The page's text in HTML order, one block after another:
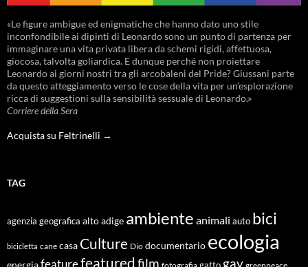
«Le figure ambigue ed enigmatiche che hanno dato uno stile
inconfondibile ai dipinti di Leonardo sono un punto di partenza per
immaginare una vita privata libera da schemi rigidi, affettuosa,
giocosa, talvolta goliardica. E dunque perché non proiettare
Leonardo ai giorni nostri tra gli arcobaleni del Pride? Giussani parte
da questo atteggiamento verso le cose della vita per un’esplorazione
ricca di suggestioni sulla sensibilità sessuale di Leonardo.»
Corriere della Sera
Acquista su Feltrinelli →
TAG
agenzia geografica alto adige ambiente animali auto bici
bicicletta cane casa Culture Dio documentario ecologia
featurefeaturedfilm gay